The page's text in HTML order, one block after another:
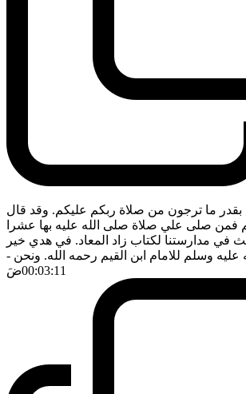
ما ترجون من صلاة ربكم عليكم. وقد قال
فمن صلى علي صلاة صلى الله عليه بها عشرا
في مدارستنا لكتاب زاد المعاد. في هدي خير
عليه وسلم للامام ابن القيم رحمه الله. ونحن -
00:03:11ضَ